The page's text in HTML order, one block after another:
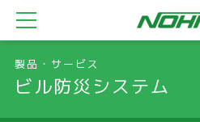
製品・サービス
ビル防災システム